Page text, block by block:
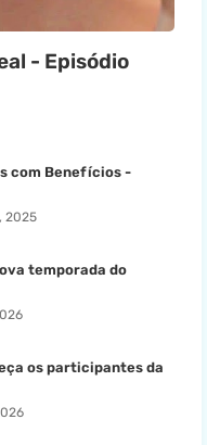
- Episódio
com Benefícios -
2025
temporada do
os participantes da